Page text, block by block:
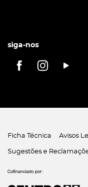
siga-nos
Ficha Técnica Avisos
Sugestões e